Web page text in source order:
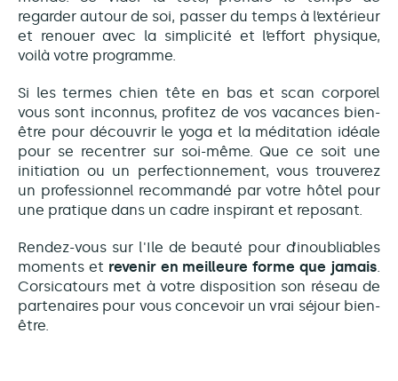
regarder autour de soi, passer du temps à l’extérieur
et renouer avec la simplicité et l’effort physique,
voilà votre programme.
Si les termes chien tête en bas et scan corporel
vous sont inconnus, profitez de vos vacances bien-
être pour découvrir le yoga et la méditation idéale
pour se recentrer sur soi-même. Que ce soit une
initiation ou un perfectionnement, vous trouverez
un professionnel recommandé par votre hôtel pour
une pratique dans un cadre inspirant et reposant.
Rendez-vous sur l'Ile de beauté pour d’inoubliables
moments et revenir en meilleure forme que jamais
Corsicatours met à votre disposition son réseau de
partenaires pour vous concevoir un vrai séjour bien-
être.